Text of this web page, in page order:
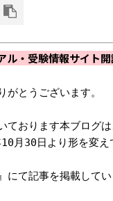
ル・受験情報サイト
とうございます。
ております本ブログ
月30日より形を変
にて記事を掲載して